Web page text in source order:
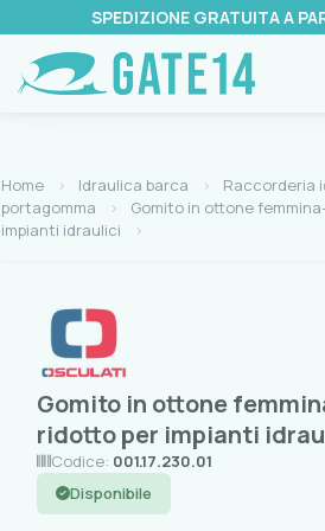
SPEDIZIONE GRATUITA A
Home Idraulica barca Raccorderia
portagomma
Gomito in ottone
impianti idraulici
Gomito in ottone
ridotto per impianti
Codice: 001.17.230.01
Disponibile